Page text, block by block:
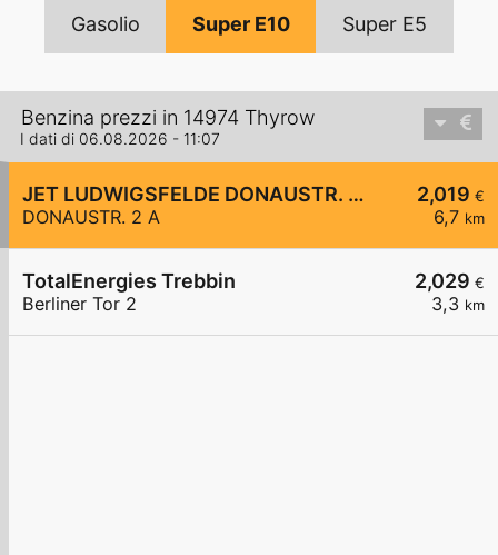
Gasolio Super E10 Super E5
Benzina prezzi in 14974 Thyrow
I dati di 06.08.2026 - 11:07
2,019 €
6,7 km
JET LUDWIGSFELDE DONAUSTR. 2 A
DONAUSTR. 2 A
2,029 €
3,3 km
TotalEnergies Trebbin
Berliner Tor 2